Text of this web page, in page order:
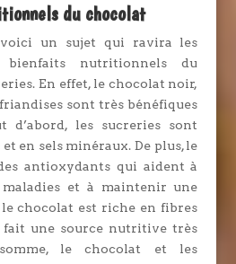
du chocolat
un sujet qui ravira les
nutritionnels du
En effet, le chocolat noir,
sont très bénéfiques
d’abord, les sucreries sont
en sels minéraux. De plus, le
antioxydants qui aident à
et à maintenir une
chocolat est riche en fibres
fait une source nutritive très
le chocolat et les